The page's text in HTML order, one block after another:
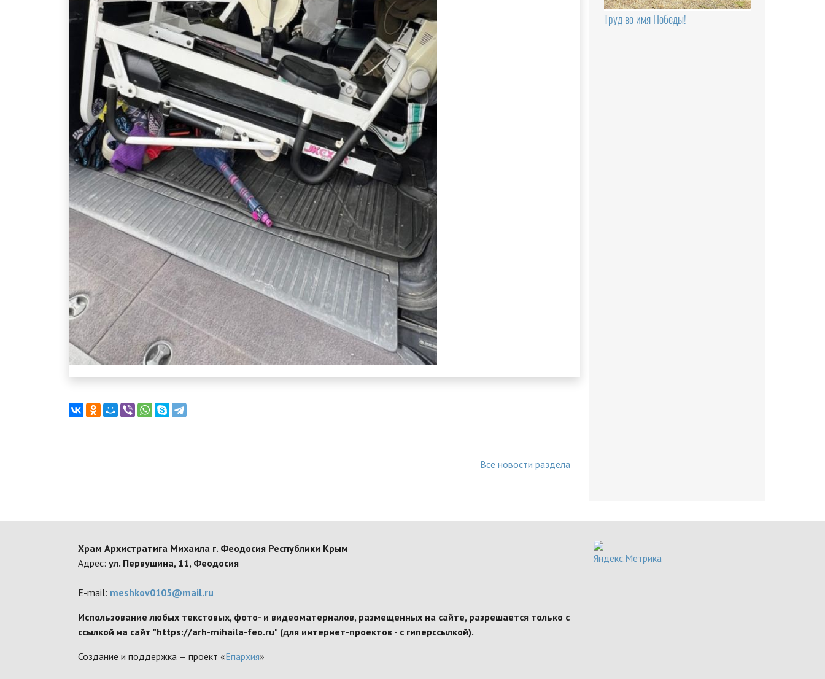
Все новости раздела
Труд во имя Победы!
Храм Архистратига Михаила г. Феодосия Республики Крым
Адрес: ул. Первушина, 11, Феодосия
E-mail: meshkov0105@mail.ru
Использование любых текстовых, фото- и видеоматериалов, размещенных на сайте, разрешается только с
ссылкой на сайт "https://arh-mihaila-feo.ru" (для интернет-проектов - с гиперссылкой).
Создание и поддержка — проект «Епархия»